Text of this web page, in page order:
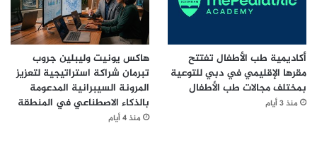
أكاديمية طب الأطفال تفتتح
مقرها الإقليمي في دبي للتوعية
بمختلف مجالات طب الأطفال
منذ 3 أيام
هاكس يونيت وليبلين جروب
تبرمان شراكة استراتيجية لتعزيز
المرونة السيبرانية المدعومة
بالذكاء الاصطناعي في المنطقة
منذ 4 أيام